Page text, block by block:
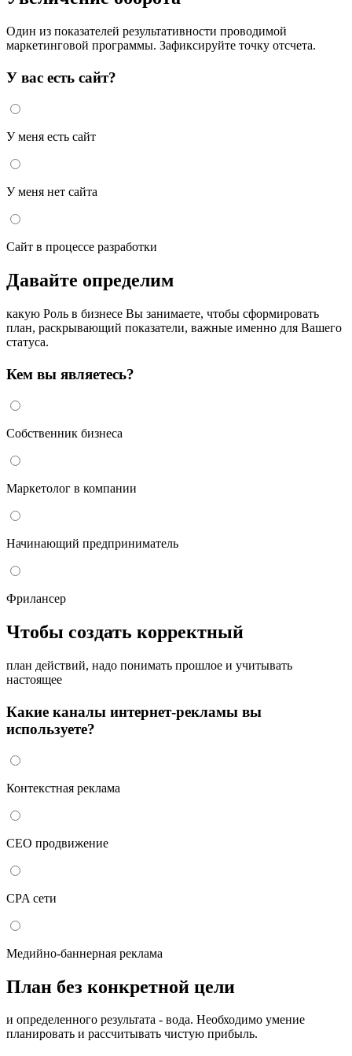
Один из показателей результативности проводимой
маркетинговой программы. Зафиксируйте точку отсчета.
У вас есть сайт?
У меня есть сайт
У меня нет сайта
Сайт в процессе разработки
Давайте определим
какую Роль в бизнесе Вы занимаете, чтобы сформировать
план, раскрывающий показатели, важные именно для Вашего
статуса.
Кем вы являетесь?
Собственник бизнеса
Маркетолог в компании
Начинающий предприниматель
Фрилансер
Чтобы создать корректный
план действий, надо понимать прошлое и учитывать
настоящее
Какие каналы интернет-рекламы вы
используете?
Контекстная реклама
СЕО продвижение
CPA сети
Медийно-баннерная реклама
План без конкретной цели
и определенного результата - вода. Необходимо умение
планировать и рассчитывать чистую прибыль.